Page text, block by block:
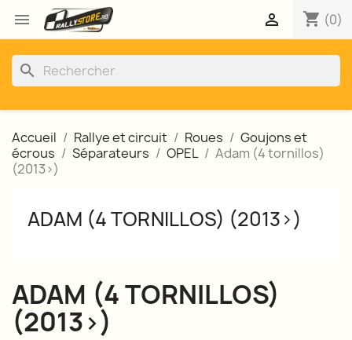
 shopping_cart (0)

search
Accueil Rallye et circuit Roues
Goujons et
écrous
Séparateurs OPEL
Adam (4 tornillos)
(2013>)
ADAM (4 TORNILLOS) (2013>)
ADAM (4 TORNILLOS)
(2013>)